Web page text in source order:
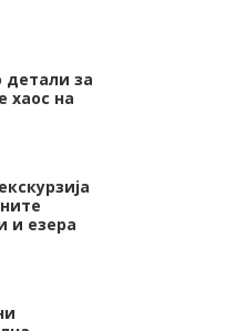
детали за
хаос на
и езера